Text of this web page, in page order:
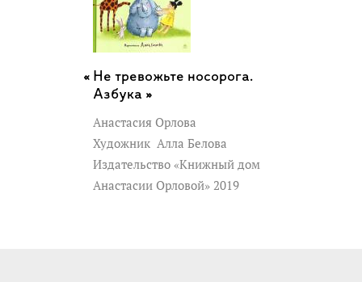
Не тревожьте носорога.
Азбука »
Анастасия Орлова
Художник Алла Белова
Издательство «Книжный дом
Анастасии Орловой» 2019